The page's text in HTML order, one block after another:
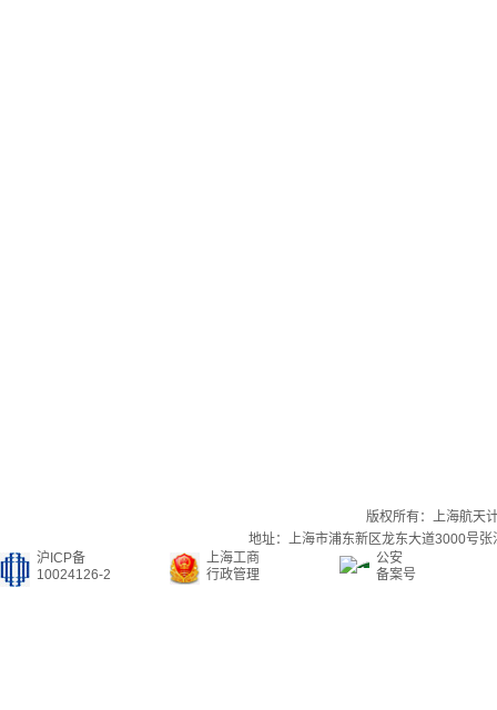
版权所有：上海航天
地址：上海市浦东新区龙东大道3000号
沪ICP备
10024126-2
上海工商
行政管理
公安
备案号